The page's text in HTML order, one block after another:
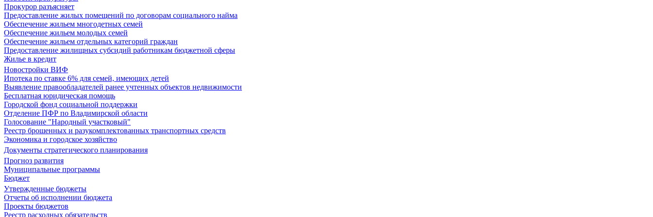
Прокурор разъясняет
Предоставление жилых помещений по договорам социального найма
Обеспечение жильем многодетных семей
Обеспечение жильем молодых семей
Обеспечение жильем отдельных категорий граждан
Предоставление жилищных субсидий работникам бюджетной сферы
Жилье в кредит
Новостройки ВИФ
Ипотека по ставке 6% для семей, имеющих детей
Выявление правообладателей ранее учтенных объектов недвижимости
Бесплатная юридическая помощь
Городской фонд социальной поддержки
Отделение ПФР по Владимирской области
Голосование "Народный участковый"
Реестр брошенных и разукомплектованных транспортных средств
Экономика и городское хозяйство
Документы стратегического планирования
Прогноз развития
Муниципальные программы
Бюджет
Утвержденные бюджеты
Отчеты об исполнении бюджета
Проекты бюджетов
Реестр расходных обязательств